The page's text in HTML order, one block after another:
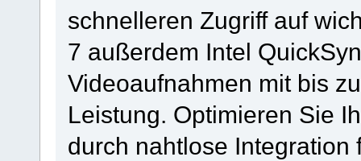
schnelleren Zugriff auf
7 außerdem Intel
Videoaufnahmen mit bis
Leistung. Optimieren Sie
durch nahtlose